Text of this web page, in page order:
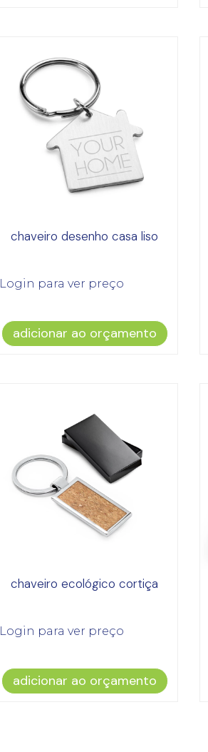
chaveiro desenho casa liso
Login para ver preço
adicionar ao orçamento
chaveiro ecológico cortiça
Login para ver preço
adicionar ao orçamento